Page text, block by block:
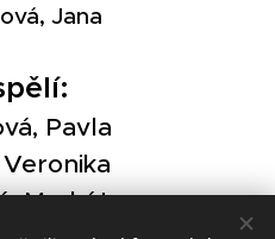
Jana
Pavla
Markéta